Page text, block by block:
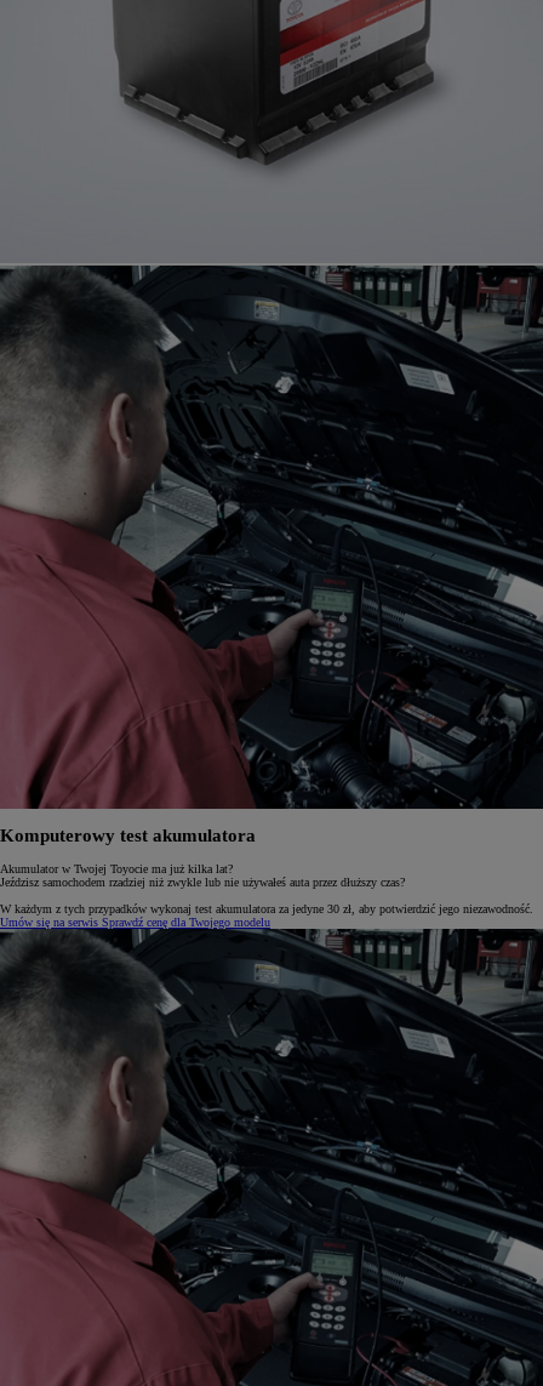
Komputerowy test akumulatora
Akumulator w Twojej Toyocie ma już kilka lat?
Jeździsz samochodem rzadziej niż zwykle lub nie używałeś auta przez dłuższy czas?
W każdym z tych przypadków wykonaj test akumulatora za jedyne 30 zł, aby potwierdzić jego niezawodność.
Umów się na serwis Sprawdź cenę dla Twojego modelu